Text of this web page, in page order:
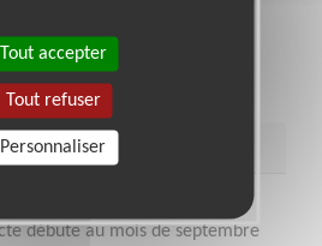
partie de l’activité de
débute au mois de septembre
Tout accepter
Tout refuser
Personnaliser